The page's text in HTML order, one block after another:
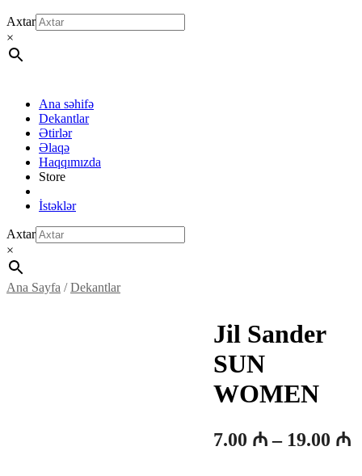
Axtar
×
Ana səhifə
Dekantlar
Ətirlər
Əlaqə
Haqqımızda
Store
İstəklər
Axtar
×
Ana Sayfa /Dekantlar
Jil Sander
SUN
WOMEN
7.00 ₼ – 19.00 ₼